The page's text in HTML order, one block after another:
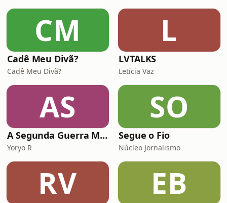
CM
Cadê Meu Divã?
Cadê Meu Divã?
L
LVTALKS
Letícia Vaz
AS
A Segunda Guerra Mundial (E/P/T)
Yoryo R
SO
Segue o Fio
Núcleo Jornalismo
RV EB